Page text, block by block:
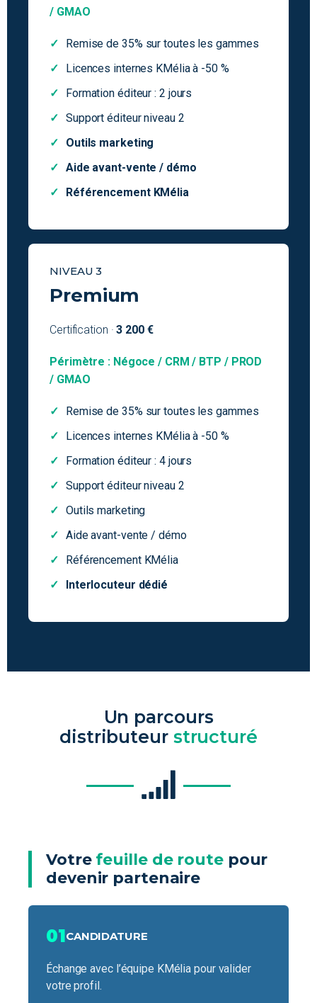
/ GMAO
Remise de 35% sur toutes les gammes
Licences internes KMélia à -50 %
Formation éditeur : 2 jours
Support éditeur niveau 2
Outils marketing
Aide avant-vente / démo
Référencement KMélia
NIVEAU 3
Premium
Certification ·3 200 €
Périmètre : Négoce / CRM / BTP / PROD
/ GMAO
Remise de 35% sur toutes les gammes
Licences internes KMélia à -50 %
Formation éditeur : 4 jours
Support éditeur niveau 2
Outils marketing
Aide avant-vente / démo
Référencement KMélia
Interlocuteur dédié
Un parcours
distributeur structuré
Votre feuille de routepour
devenir partenaire
01CANDIDATURE
Échange avec l’équipe KMélia pour valider
votre profil.